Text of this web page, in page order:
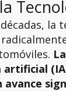
la
artificial
avance